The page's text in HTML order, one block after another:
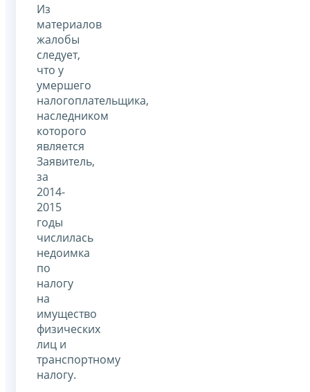
Из
материалов
жалобы
следует,
что у
умершего
налогоплательщика,
наследником
которого
является
Заявитель,
за
2014-
2015
годы
числилась
недоимка
по
налогу
на
имущество
физических
лиц и
транспортному
налогу.